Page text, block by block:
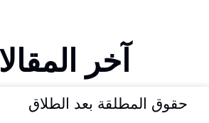
آخر
حقوق المطلقة بعد الطلاق